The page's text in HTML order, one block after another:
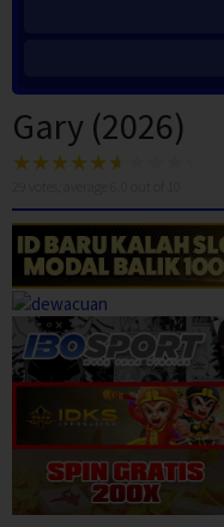
Gary (2026)